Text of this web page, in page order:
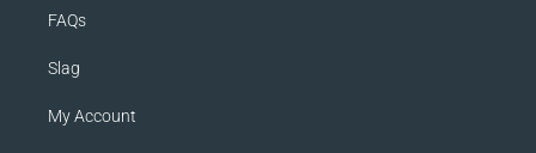
FAQs
Slag
My Account